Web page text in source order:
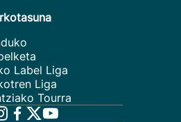
Label Liga
Liga
Tourra